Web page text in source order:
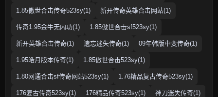
1.85傲世合击传奇523sy(1) 新开传奇英雄合击网站(1)
传奇1.95金牛无内功(1) 1.85傲世合击sf523sy(1)
新开英雄合击传奇(1) 遗忘迷失传奇(1) 09年韩版中变传奇(1)
1.95皓月版本传奇(1) 1.85傲世合击523sy(1)
1.80网通合击sf传奇网站523sy(1) 1.76精品复古传奇523sy(1)
176复古传奇523sy(1) 176精品传奇523sy(1) 神刀迷失传奇(1)